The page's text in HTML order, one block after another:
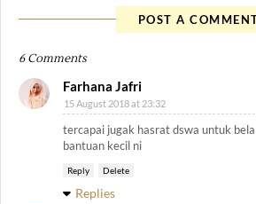
POST A
6 Comments
Farhana Jafri
15 August 2018 at 23:32
tercapai jugak hasrat dswa untuk
bantuan kecil ni
Reply Delete
Replies